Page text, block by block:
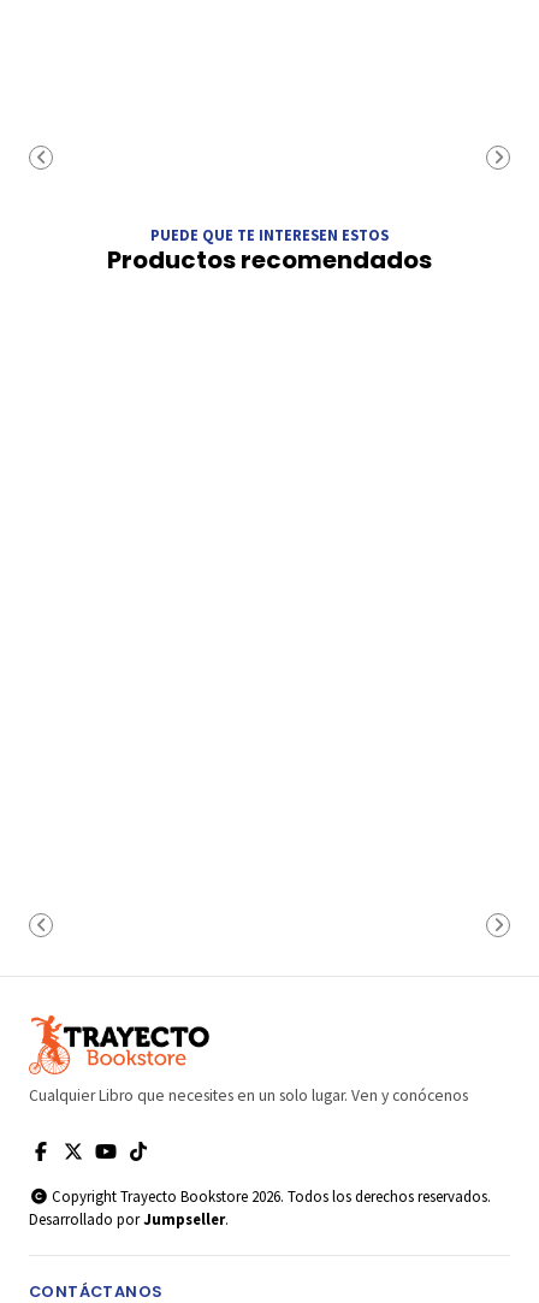
PUEDE QUE TE INTERESEN ESTOS
Productos recomendados
Cualquier Libro que necesites en un solo lugar. Ven y conócenos
Copyright Trayecto Bookstore 2026. Todos los derechos reservados.
Desarrollado porJumpseller.
CONTÁCTANOS